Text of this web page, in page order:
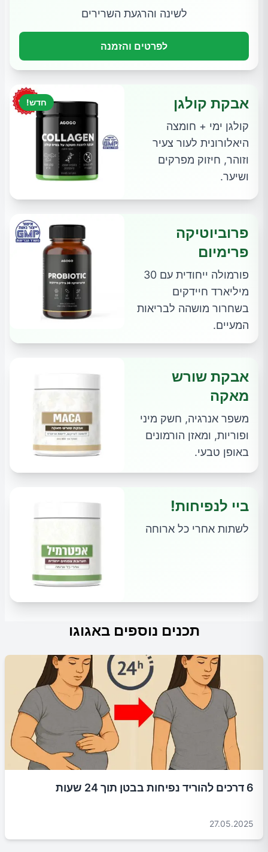
לשינה והרגעת השרירים
לפרטים והזמנה
חדש! אבקת קולגן
קולגן ימי + חומצה
היאלורונית לעור צעיר
וזוהר, חיזוק מפרקים
ושיער.
פרוביוטיקה
פרימיום
פורמולה ייחודית עם 30
מיליארד חיידקים
בשחרור מושהה לבריאות
המעיים.
אבקת שורש
מאקה
משפר אנרגיה, חשק מיני
ופוריות, ומאזן הורמונים
באופן טבעי.
ביי לנפיחות!
לשתות אחרי כל ארוחה
תכנים נוספים באגוגו
6 דרכים להוריד נפיחות בבטן תוך 24 שעות
27.05.2025